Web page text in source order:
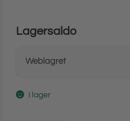
Lagersaldo
Weblagret
I lager